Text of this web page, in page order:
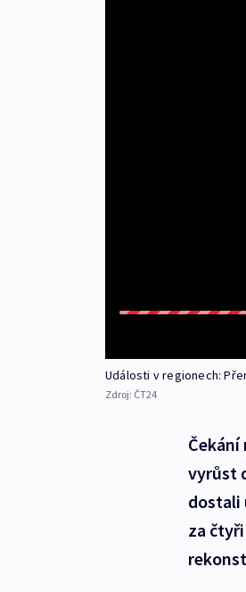
Události v regionech:
Zdroj: ČT24
vyrůst
dostali
za